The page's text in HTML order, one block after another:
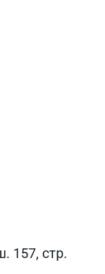
157, стр.